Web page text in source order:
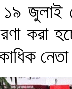
জুলাই
করা